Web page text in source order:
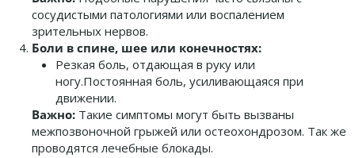
сосудистыми патологиями или воспалением
зрительных нервов.
Боли в спине, шее или конечностях:
Резкая боль, отдающая в руку или
ногу.Постоянная боль, усиливающаяся при
движении.
Важно: Такие симптомы могут быть вызваны
межпозвоночной грыжей или остеохондрозом. Так же
проводятся лечебные блокады.